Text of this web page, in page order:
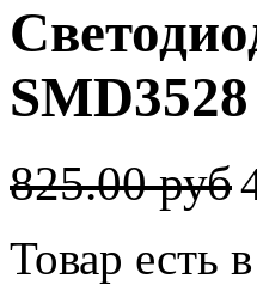
825.00 руб
Товар есть